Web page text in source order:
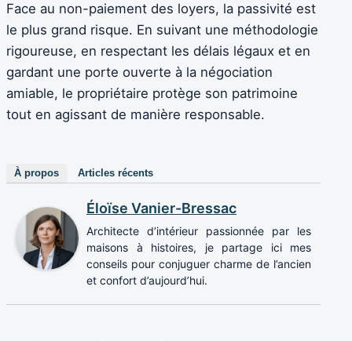
Face au non-paiement des loyers, la passivité est
le plus grand risque. En suivant une méthodologie
rigoureuse, en respectant les délais légaux et en
gardant une porte ouverte à la négociation
amiable, le propriétaire protège son patrimoine
tout en agissant de manière responsable.
À propos Articles récents
Éloïse Vanier-Bressac
Architecte d’intérieur passionnée par les
maisons à histoires, je partage ici mes
conseils pour conjuguer charme de l’ancien
et confort d’aujourd’hui.